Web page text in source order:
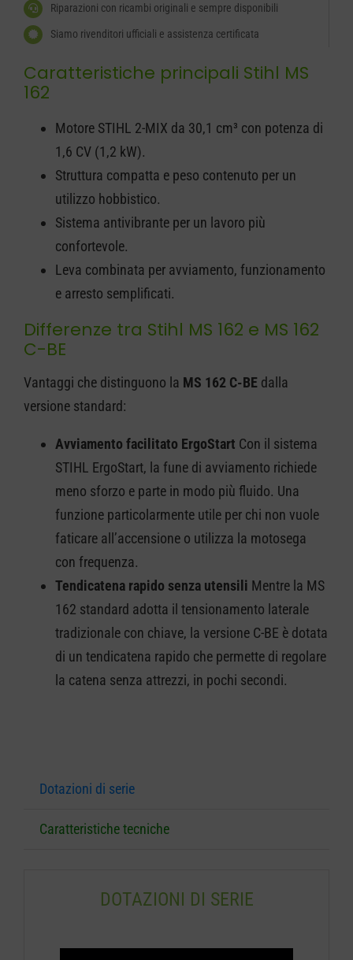
Riparazioni con ricambi originali e sempre disponibili
Siamo rivenditori ufficiali e assistenza certificata
Caratteristiche principali Stihl MS
162
Motore STIHL 2-MIX da 30,1 cm³ con potenza di
1,6 CV (1,2 kW).
Struttura compatta e peso contenuto per un
utilizzo hobbistico.
Sistema antivibrante per un lavoro più
confortevole.
Leva combinata per avviamento, funzionamento
e arresto semplificati.
Differenze tra Stihl MS 162 e MS 162
C-BE
Vantaggi che distinguono la MS 162 C-BE dalla
versione standard:
Avviamento facilitato ErgoStart Con il sistema
STIHL ErgoStart, la fune di avviamento richiede
meno sforzo e parte in modo più fluido. Una
funzione particolarmente utile per chi non vuole
faticare all’accensione o utilizza la motosega
con frequenza.
Tendicatena rapido senza utensili Mentre la MS
162 standard adotta il tensionamento laterale
tradizionale con chiave, la versione C-BE è dotata
di un tendicatena rapido che permette di regolare
la catena senza attrezzi, in pochi secondi.
Dotazioni di serie
Caratteristiche tecniche
DOTAZIONI DI SERIE